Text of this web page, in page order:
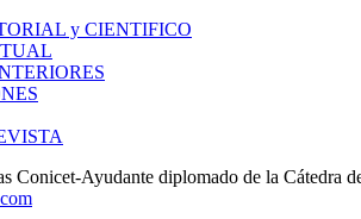
y CIENTIFICO
Conicet-Ayudante diplomado de la Cátedra